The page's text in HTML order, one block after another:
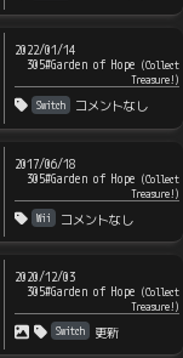
2022/01/14
305#Garden of Hope (Collect
Treasure!)
Switch
コメントなし
2017/06/18
305#Garden of Hope (Collect
Treasure!)
Wii
コメントなし
2020/12/03
305#Garden of Hope (Collect
Treasure!)
Switch
更新